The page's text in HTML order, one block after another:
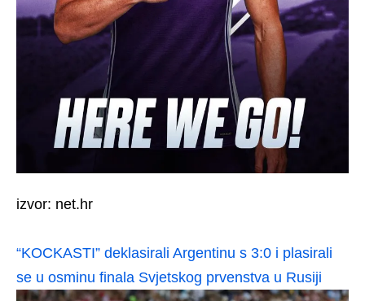
izvor: net.hr
“KOCKASTI” deklasirali Argentinu s 3:0 i plasirali
se u osminu finala Svjetskog prvenstva u Rusiji